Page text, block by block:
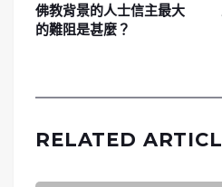
佛教背景的人士信主最大
的難阻是甚麼？
RELATED